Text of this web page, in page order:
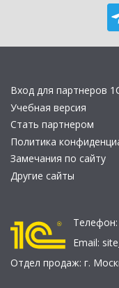
Вход для партнеров
Учебная версия
Стать партнером
Политика
Замечания по сайту
Другие сайты
Телефон:
Email:
Отдел продаж: г.